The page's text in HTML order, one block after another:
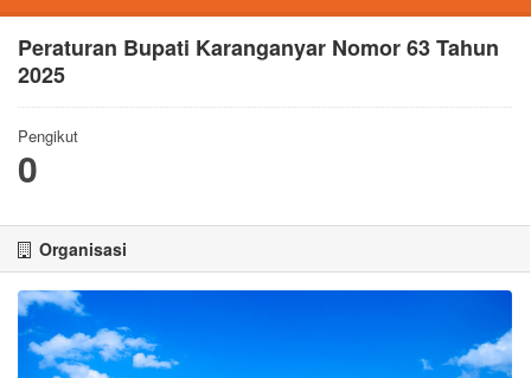
Peraturan Bupati Karanganyar Nomor 63 Tahun
2025
Pengikut
0
Organisasi